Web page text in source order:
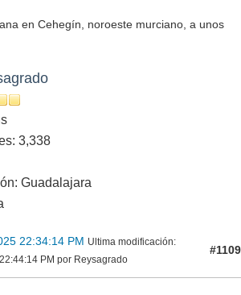
en Cehegín, noroeste murciano, a unos
3,338
Guadalajara
22:34:14 PM Ultima modificación:
PM por Reysagrado
#1109